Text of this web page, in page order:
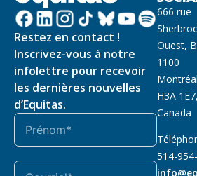
Restez en contact !
Inscrivez-vous à notre
infolettre pour recevoir
les dernières nouvelles
d’Equitas.
666 rue
Ouest,
1100
H3A 1E7,
Canada
514-